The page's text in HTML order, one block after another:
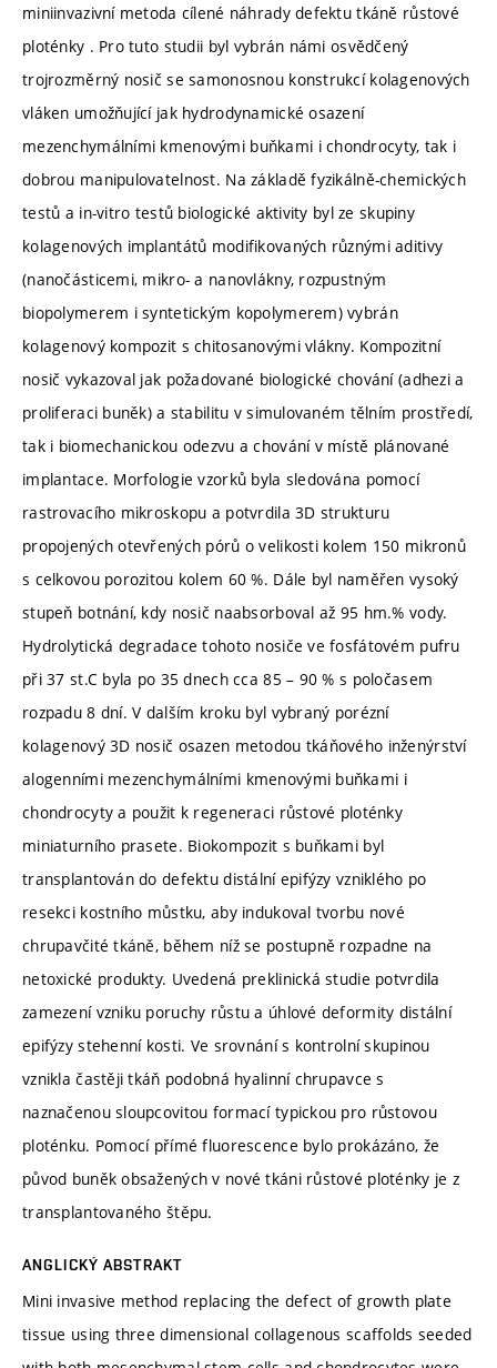
miniinvazivní metoda cílené náhrady defektu tkáně růstové
ploténky . Pro tuto studii byl vybrán námi osvědčený
trojrozměrný nosič se samonosnou konstrukcí kolagenových
vláken umožňující jak hydrodynamické osazení
mezenchymálními kmenovými buňkami i chondrocyty, tak i
dobrou manipulovatelnost. Na základě fyzikálně-chemických
testů a in-vitro testů biologické aktivity byl ze skupiny
kolagenových implantátů modifikovaných různými aditivy
(nanočásticemi, mikro- a nanovlákny, rozpustným
biopolymerem i syntetickým kopolymerem) vybrán
kolagenový kompozit s chitosanovými vlákny. Kompozitní
nosič vykazoval jak požadované biologické chování (adhezi a
proliferaci buněk) a stabilitu v simulovaném tělním prostředí,
tak i biomechanickou odezvu a chování v místě plánované
implantace. Morfologie vzorků byla sledována pomocí
rastrovacího mikroskopu a potvrdila 3D strukturu
propojených otevřených pórů o velikosti kolem 150 mikronů
s celkovou porozitou kolem 60 %. Dále byl naměřen vysoký
stupeň botnání, kdy nosič naabsorboval až 95 hm.% vody.
Hydrolytická degradace tohoto nosiče ve fosfátovém pufru
při 37 st.C byla po 35 dnech cca 85 – 90 % s poločasem
rozpadu 8 dní. V dalším kroku byl vybraný porézní
kolagenový 3D nosič osazen metodou tkáňového inženýrství
alogenními mezenchymálními kmenovými buňkami i
chondrocyty a použit k regeneraci růstové ploténky
miniaturního prasete. Biokompozit s buňkami byl
transplantován do defektu distální epifýzy vzniklého po
resekci kostního můstku, aby indukoval tvorbu nové
chrupavčité tkáně, během níž se postupně rozpadne na
netoxické produkty. Uvedená preklinická studie potvrdila
zamezení vzniku poruchy růstu a úhlové deformity distální
epifýzy stehenní kosti. Ve srovnání s kontrolní skupinou
vznikla častěji tkáň podobná hyalinní chrupavce s
naznačenou sloupcovitou formací typickou pro růstovou
ploténku. Pomocí přímé fluorescence bylo prokázáno, že
původ buněk obsažených v nové tkáni růstové ploténky je z
transplantovaného štěpu.
ANGLICKÝ ABSTRAKT
Mini invasive method replacing the defect of growth plate
tissue using three dimensional collagenous scaffolds seeded